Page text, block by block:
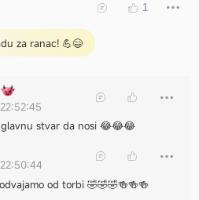
1
za ranac! 💪😄
stvar da nosi 😂😂😂
od torbi 🤣🤣🤣🍻🍻🍻